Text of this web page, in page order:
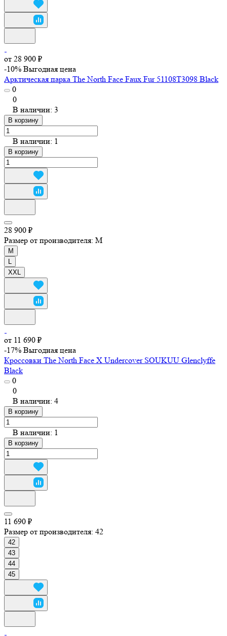
от 28 900 ₽
-10% Выгодная цена
Арктическая парка The North Face Faux Fur 51108T3098 Black
0
0
В наличии: 3
В корзину
В наличии: 1
В корзину
28 900 ₽
Размер от производителя: M
M
XXL
от 11 690 ₽
-17% Выгодная цена
Кроссовки The North Face X Undercover SOUKUU Glenclyffe
Black
0
0
В наличии: 4
В корзину
В наличии: 1
В корзину
11 690 ₽
Размер от производителя: 42
42
43
44
45